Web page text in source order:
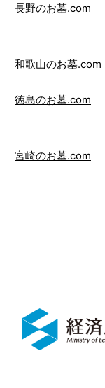
長野のお墓.com
和歌山のお墓.com
徳島のお墓.com
宮崎のお墓.com